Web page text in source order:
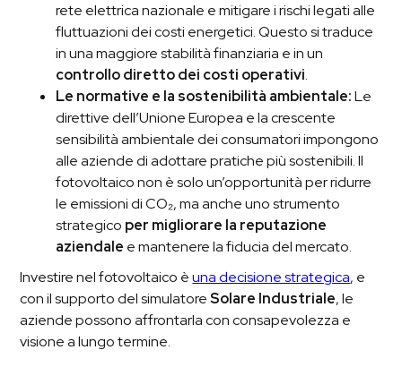
rete elettrica nazionale e mitigare i rischi legati alle
fluttuazioni dei costi energetici. Questo si traduce
in una maggiore stabilità finanziaria e in un
controllo diretto dei costi operativi.
Le normative e la sostenibilità ambientale:Le
direttive dell’Unione Europea e la crescente
sensibilità ambientale dei consumatori impongono
alle aziende di adottare pratiche più sostenibili. Il
fotovoltaico non è solo un’opportunità per ridurre
le emissioni di CO₂, ma anche uno strumento
strategico per migliorare la reputazione
aziendale e mantenere la fiducia del mercato.
Investire nel fotovoltaico èuna decisione strategica, e
con il supporto del simulatoreSolare Industriale, le
aziende possono affrontarla con consapevolezza e
visione a lungo termine.